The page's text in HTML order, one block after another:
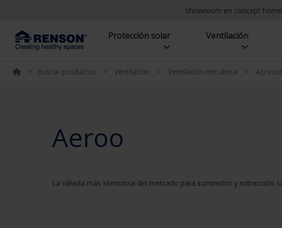
Showroom en concept home
Protección solar Ventilación
> Buscar productos > Ventilación > Ventilación mecánica >
Aeroo
La válvula más silenciosa del mercado para suministro y extracción.